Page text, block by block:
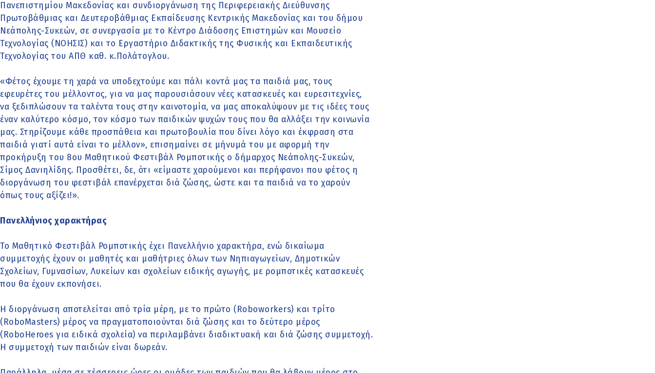
Πανεπιστημίου Μακεδονίας και συνδιοργάνωση της Περιφερειακής Διεύθυνσης
Πρωτοβάθμιας και Δευτεροβάθμιας Εκπαίδευσης Κεντρικής Μακεδονίας και του δήμου
Νεάπολης-Συκεών, σε συνεργασία με το Κέντρο Διάδοσης Επιστημών και Μουσείο
Τεχνολογίας (ΝΟΗΣΙΣ) και το Εργαστήριο Διδακτικής της Φυσικής και Εκπαιδευτικής
Τεχνολογίας του ΑΠΘ καθ. κ.Πολάτογλου.
«Φέτος έχουμε τη χαρά να υποδεχτούμε και πάλι κοντά μας τα παιδιά μας, τους
εφευρέτες του μέλλοντος, για να μας παρουσιάσουν νέες κατασκευές και ευρεσιτεχνίες,
να ξεδιπλώσουν τα ταλέντα τους στην καινοτομία, να μας αποκαλύψουν με τις ιδέες τους
έναν καλύτερο κόσμο, τον κόσμο των παιδικών ψυχών τους που θα αλλάξει την κοινωνία
μας. Στηρίζουμε κάθε προσπάθεια και πρωτοβουλία που δίνει λόγο και έκφραση στα
παιδιά γιατί αυτά είναι το μέλλον», επισημαίνει σε μήνυμά του με αφορμή την
προκήρυξη του 8ου Μαθητικού Φεστιβάλ Ρομποτικής ο δήμαρχος Νεάπολης-Συκεών,
Σίμος Δανιηλίδης. Προσθέτει, δε, ότι «είμαστε χαρούμενοι και περήφανοι που φέτος η
διοργάνωση του φεστιβάλ επανέρχεται διά ζώσης, ώστε και τα παιδιά να το χαρούν
όπως τους αξίζει!».
Πανελλήνιος χαρακτήρας
Το Μαθητικό Φεστιβάλ Ρομποτικής έχει Πανελλήνιο χαρακτήρα, ενώ δικαίωμα
συμμετοχής έχουν οι μαθητές και μαθήτριες όλων των Νηπιαγωγείων, Δημοτικών
Σχολείων, Γυμνασίων, Λυκείων και σχολείων ειδικής αγωγής, με ρομποτικές κατασκευές
που θα έχουν εκπονήσει.
Η διοργάνωση αποτελείται από τρία μέρη, με το πρώτο (Roboworkers) και τρίτο
(RoboMasters) μέρος να πραγματοποιούνται διά ζώσης και το δεύτερο μέρος
(RoboHeroes για ειδικά σχολεία) να περιλαμβάνει διαδικτυακή και διά ζώσης συμμετοχή.
Η συμμετοχή των παιδιών είναι δωρεάν.